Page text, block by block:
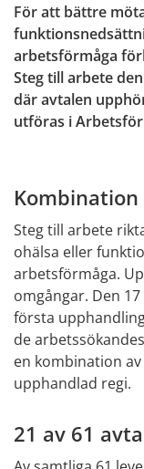
För att bättre
arbetsförmåga
Steg till arbete
där avtalen
utföras i
Steg till arbete
ohälsa eller
arbetsförmåga.
omgångar. Den
första
de
en kombination
upphandlad regi.
21 av 61